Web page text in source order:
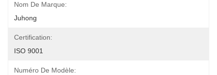
Nom De Marque:
Juhong
Certification:
ISO 9001
Numéro De Modèle: